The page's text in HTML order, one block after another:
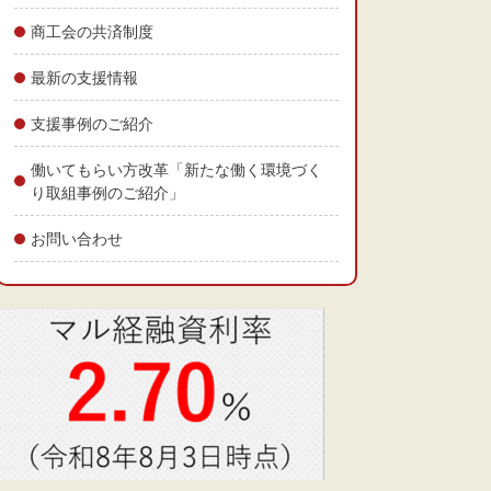
商工会の共済制度
最新の支援情報
支援事例のご紹介
働いてもらい方改革「新たな働く環境づく
り取組事例のご紹介」
お問い合わせ